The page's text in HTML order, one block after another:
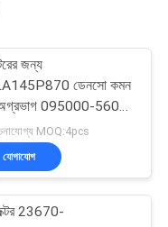
জন্য
ডেনসো কমন
095000-560#
MOQ:4pcs
যোগাযোগ
23670-